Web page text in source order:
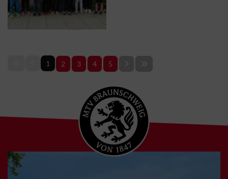
1 2 3 4 5